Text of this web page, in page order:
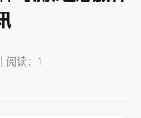
阅读：1